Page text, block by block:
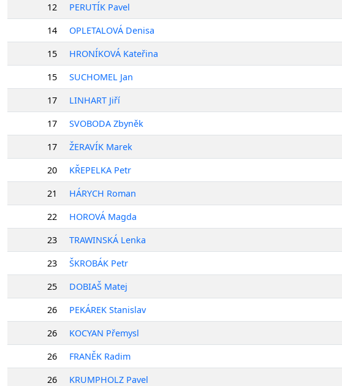
12
PERUTÍK Pavel
14
OPLETALOVÁ Denisa
15
HRONÍKOVÁ Kateřina
15
SUCHOMEL Jan
17
LINHART Jiří
17
SVOBODA Zbyněk
17
ŽERAVÍK Marek
20
KŘEPELKA Petr
21
HÁRYCH Roman
22
HOROVÁ Magda
23
TRAWINSKÁ Lenka
23
ŠKROBÁK Petr
25
DOBIAŠ Matej
26
PEKÁREK Stanislav
26
KOCYAN Přemysl
26
FRANĚK Radim
26
KRUMPHOLZ Pavel